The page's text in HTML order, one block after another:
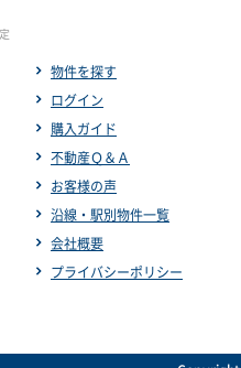
物件を探す
ログイン
購入ガイド
不動産Ｑ＆Ａ
お客様の声
沿線・駅別物件一覧
会社概要
プライバシーポリシー